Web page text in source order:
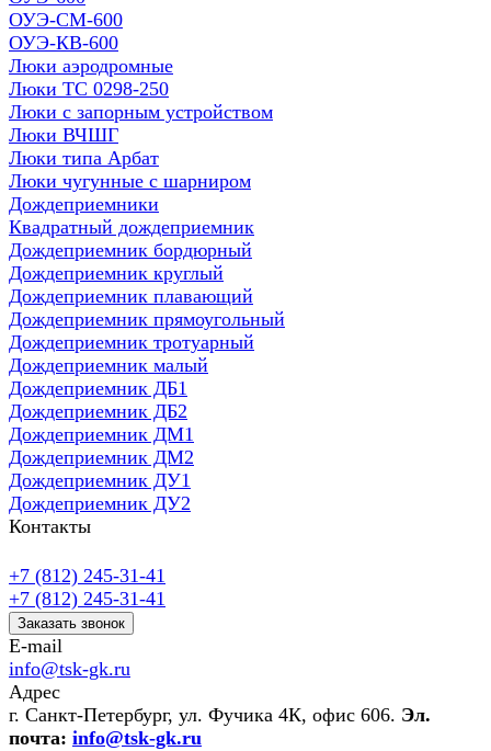
ОУЭ-СМ-600
ОУЭ-КВ-600
Люки аэродромные
Люки ТС 0298-250
Люки с запорным устройством
Люки ВЧШГ
Люки типа Арбат
Люки чугунные с шарниром
Дождеприемники
Квадратный дождеприемник
Дождеприемник бордюрный
Дождеприемник круглый
Дождеприемник плавающий
Дождеприемник прямоугольный
Дождеприемник тротуарный
Дождеприемник малый
Дождеприемник ДБ1
Дождеприемник ДБ2
Дождеприемник ДМ1
Дождеприемник ДМ2
Дождеприемник ДУ1
Дождеприемник ДУ2
Контакты
+7 (812) 245-31-41
+7 (812) 245-31-41
Заказать звонок
E-mail
info@tsk-gk.ru
Адрес
г. Санкт-Петербург, ул. Фучика 4К, офис 606. Эл.
почта: info@tsk-gk.ru